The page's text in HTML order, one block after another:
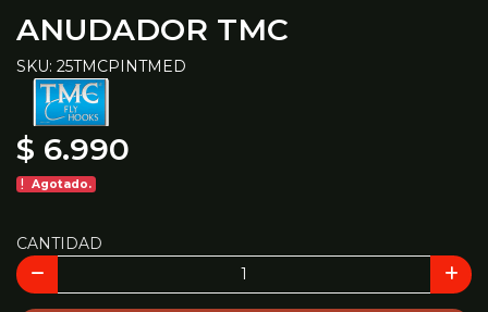
ANUDADOR TMC
SKU: 25TMCPINTMED
$ 6.990
Agotado.
CANTIDAD